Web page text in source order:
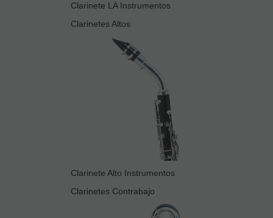
Clarinete LA Instrumentos
Clarinetes Altos
Clarinete Alto Instrumentos
Clarinetes Contrabajo